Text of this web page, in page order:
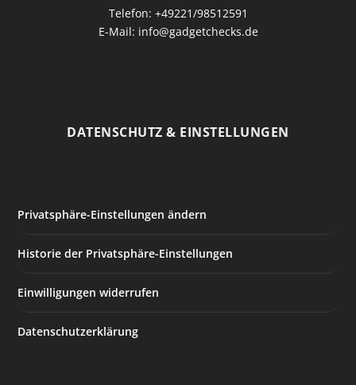
Telefon: +49221/98512591
E-Mail: info@gadgetchecks.de
DATENSCHUTZ & EINSTELLUNGEN
Privatsphäre-Einstellungen ändern
Historie der Privatsphäre-Einstellungen
Einwilligungen widerrufen
Datenschutzerklärung